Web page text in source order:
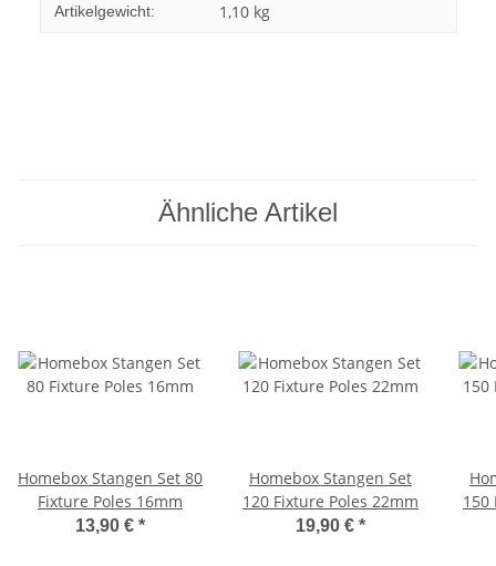
Artikelgewicht: 1,10 kg
Ähnliche Artikel
Homebox Stangen Set 80
Fixture Poles 16mm
13,90 € *
Homebox Stangen Set
120 Fixture Poles 22mm
19,90 € *
150